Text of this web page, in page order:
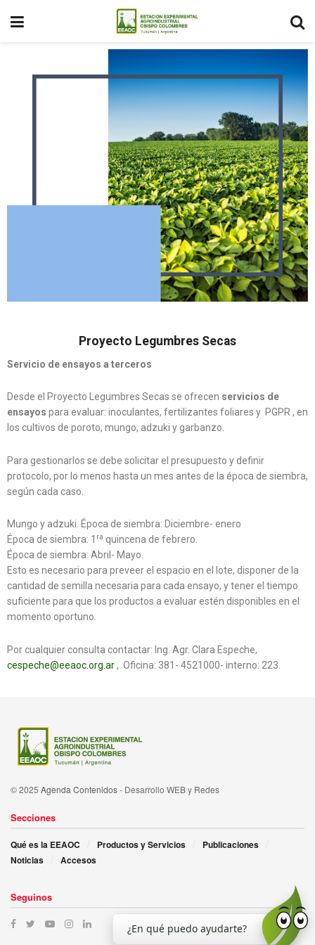
Proyecto Legumbres Secas
Servicio de ensayos a terceros
Desde el Proyecto Legumbres Secas se ofrecen servicios de
ensayos para evaluar: inoculantes, fertilizantes foliares y PGPR , en
los cultivos de poroto, mungo, adzuki y garbanzo.
Para gestionarlos se debe solicitar el presupuesto y definir
protocolo, por lo menos hasta un mes antes de la época de siembra,
según cada caso.
Mungo y adzuki. Época de siembra: Diciembre- enero
Época de siembra: 1 ra quincena de febrero.
Época de siembra: Abril- Mayo.
Esto es necesario para preveer el espacio en el lote, disponer de la
cantidad de semilla necesaria para cada ensayo, y tener el tiempo
suficiente para que los productos a evaluar estén disponibles en el
momento oportuno.
Por cualquier consulta contactar: Ing. Agr. Clara Espeche,
cespeche@eeaoc.org.ar, Oficina: 381- 4521000- interno: 223.
© 2025 Agenda Contenidos- Desarrollo WEB y Redes
Secciones
Qué es la EEAOC Productos y Servicios
Publicaciones
Noticias
Accesos
Seguinos
¿En qué puedo ayudarte?